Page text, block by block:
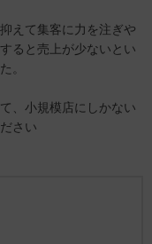
えて集客に力を注ぎや
ると売上が少ないとい
。
、小規模店にしかない
さい